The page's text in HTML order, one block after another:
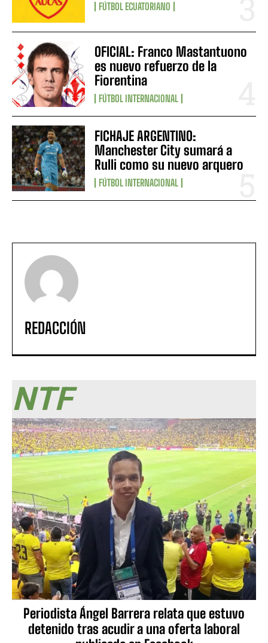
FÚTBOL ECUATORIANO
OFICIAL: Franco Mastantuono
es nuevo refuerzo de la
Fiorentina
FÚTBOL INTERNACIONAL
FICHAJE ARGENTINO:
Manchester City sumará a
Rulli como su nuevo arquero
FÚTBOL INTERNACIONAL
REDACCIÓN
NTF
Periodista Ángel Barrera relata que estuvo
detenido tras acudir a una oferta laboral